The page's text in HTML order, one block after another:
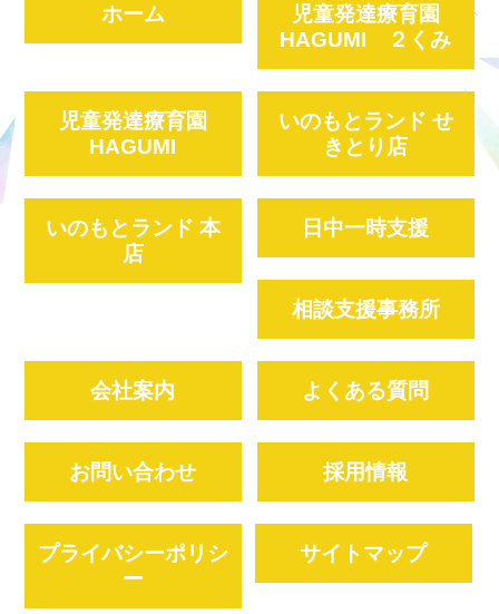
ホーム
児童発達療育園
HAGUMI ２くみ
児童発達療育園
HAGUMI
いのもとランド せ
きとり店
いのもとランド 本
店
日中一時支援
相談支援事務所
会社案内 よくある質問
お問い合わせ 採用情報
プライバシーポリシ
ー
サイトマップ